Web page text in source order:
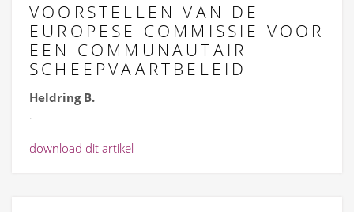
VOORSTELLEN VAN DE
EUROPESE COMMISSIE VOOR
EEN COMMUNAUTAIR
SCHEEPVAARTBELEID
Heldring B.
.
download dit artikel